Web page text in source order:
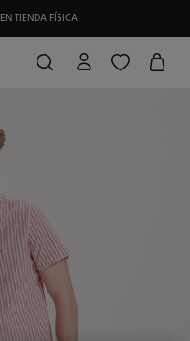
TIENDA FÍSICA